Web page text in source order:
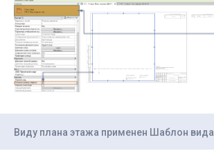
Виду плана этажа применен Шаблон вида